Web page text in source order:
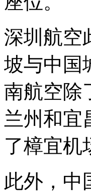
深圳航空
坡与中国
南航空除
兰州和宜
了樟宜机
此外，中